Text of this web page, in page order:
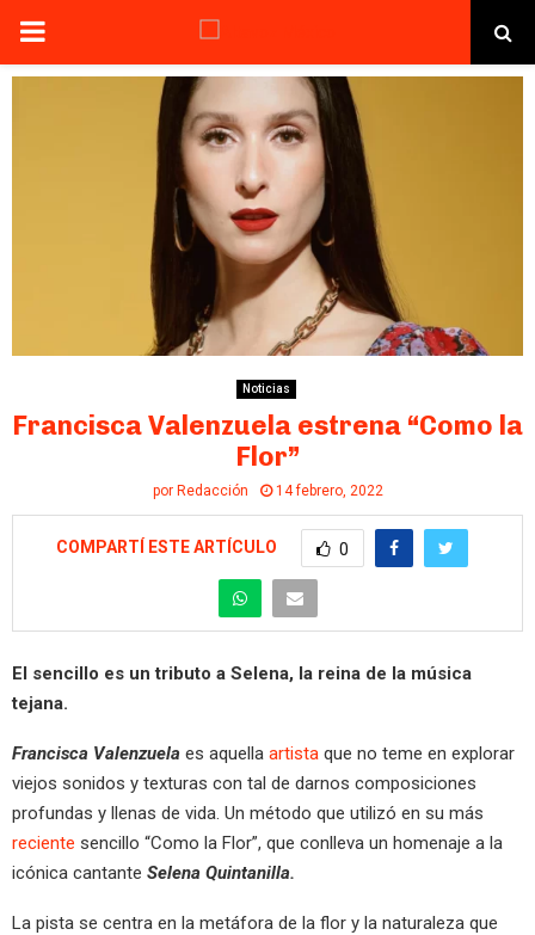
PRIMARY
Noticias
Francisca Valenzuela estrena “Como la
Flor”
por Redacción 14 febrero, 2022
COMPARTÍ ESTE ARTÍCULO 0
El sencillo es un tributo a Selena, la reina de la música
tejana.
Francisca Valenzuela es aquella artista que no teme en explorar
viejos sonidos y texturas con tal de darnos composiciones
profundas y llenas de vida. Un método que utilizó en su más
reciente sencillo “Como la Flor”, que conlleva un homenaje a la
icónica cantante Selena Quintanilla.
La pista se centra en la metáfora de la flor y la naturaleza que